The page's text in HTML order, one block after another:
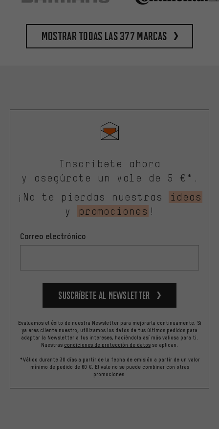
Mostrar todas las 377 marcas
Inscríbete ahora
y asegúrate un vale de 5 €*.
¡No te pierdas nuestras
ideas
y
promociones !
Correo electrónico
Suscríbete al newsletter
Evaluamos el éxito de nuestra Newsletter para mejorarla continuamente. Si
ya eres cliente nuestro, utilizamos los datos de tus últimos pedidos para
adaptar la Newsletter a tus intereses, haciéndola así más valiosa para ti.
Nuestras condiciones de protección de datos se aplican.
*Válido durante 30 días a partir de la fecha de emisión a partir de un valor
mínimo de pedido de 60 €. El vale no se puede combinar con otras
promociones.